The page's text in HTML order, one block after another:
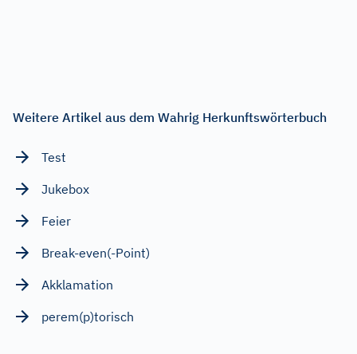
Weitere Artikel aus dem Wahrig Herkunftswörterbuch
Test
Jukebox
Feier
Break-even(-Point)
Akklamation
perem(p)torisch